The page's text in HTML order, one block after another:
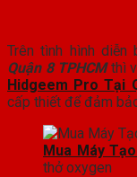
Trên tình hình diễn
Quận 8 TPHCMthì
Hidgeem Pro Tại
cấp thiết để đảm
Mua Máy
thở oxygen